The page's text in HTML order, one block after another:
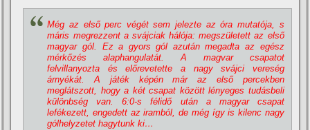
Még az első perc végét sem jelezte az óra mutatója, s
máris megrezzent a svájciak hálója: megszületett az első
magyar gól. Ez a gyors gól azután megadta az egész
mérkőzés alaphangulatát. A magvar csapatot
felvillanyozta és előrevetette a nagy svájci vereség
árnyékát. A játék képén már az első percekben
meglátszott, hogy a két csapat között lényeges tudásbeli
különbség van. 6:0-s félidő után a magyar csapat
lefékezett, engedett az iramból, de még í­gy is kilenc nagy
gólhelyzetet hagytunk ki…